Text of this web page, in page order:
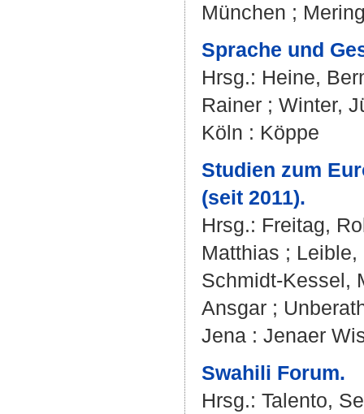
München ;
Sprache und
Hrsg.: Heine,
Rainer ; Winter,
Köln : Köppe
Studien zum
(seit 2011).
Hrsg.: Freitag,
Matthias ; Leible,
Schmidt-Kessel,
Ansgar ;
Jena : Jenaer
Swahili Forum.
Hrsg.: Talento,